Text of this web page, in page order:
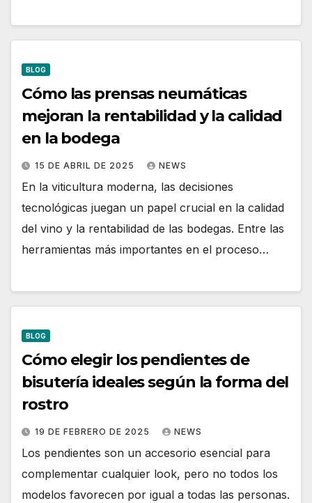
BLOG
Cómo las prensas neumáticas
mejoran la rentabilidad y la calidad
en la bodega
15 DE ABRIL DE 2025 NEWS
En la viticultura moderna, las decisiones
tecnológicas juegan un papel crucial en la calidad
del vino y la rentabilidad de las bodegas. Entre las
herramientas más importantes en el proceso…
BLOG
Cómo elegir los pendientes de
bisutería ideales según la forma del
rostro
19 DE FEBRERO DE 2025 NEWS
Los pendientes son un accesorio esencial para
complementar cualquier look, pero no todos los
modelos favorecen por igual a todas las personas.